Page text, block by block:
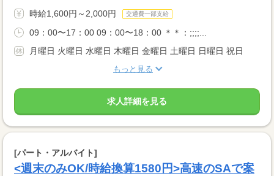
時給1,600円～2,000円 交通費一部支給
09：00〜17：00 09：00〜18：00 ＊＊：;;;;...
月曜日 火曜日 水曜日 木曜日 金曜日 土曜日 日曜日 祝日
もっと見る
求人詳細を見る
[パート・アルバイト]
<週末のみOK/時給換算1580円>高速のSAで案